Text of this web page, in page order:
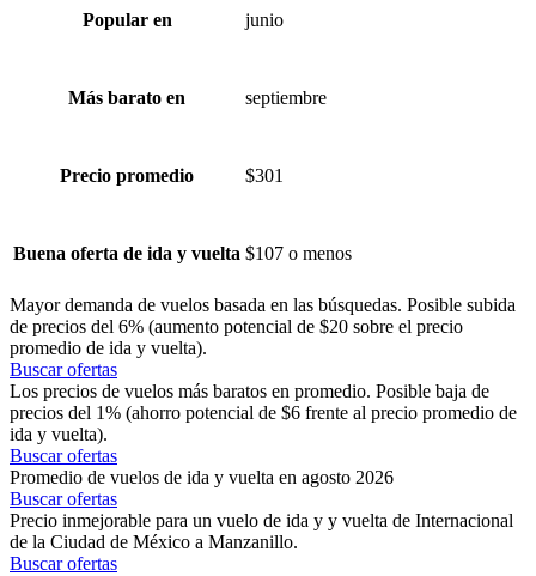
Popular en junio
Más barato en septiembre
Precio promedio $301
Buena oferta de ida y vuelta $107 o menos
Mayor demanda de vuelos basada en las búsquedas. Posible subida
de precios del 6% (aumento potencial de $20 sobre el precio
promedio de ida y vuelta).
Buscar ofertas
Los precios de vuelos más baratos en promedio. Posible baja de
precios del 1% (ahorro potencial de $6 frente al precio promedio de
ida y vuelta).
Buscar ofertas
Promedio de vuelos de ida y vuelta en agosto 2026
Buscar ofertas
Precio inmejorable para un vuelo de ida y y vuelta de Internacional
de la Ciudad de México a Manzanillo.
Buscar ofertas